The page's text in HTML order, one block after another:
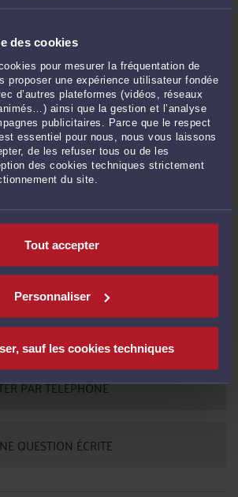
des cookies
pour mesurer la fréquentation de
proposer une expérience utilisateur fondée
d’autres plateformes (vidéos, réseaux
ainsi que la gestion et l’analyse
publicitaires. Parce que le respect
essentiel pour nous, nous vous laissons
de les refuser tous ou de les
des cookies techniques strictement
du site.
Tout accepter
Personnaliser
sauf les cookies techniques
: comment le mettre en œuvre ? Petit-
2017 chez CHHUM AVOCATS Lors d’un PETIT-
lieu LE VENDREDI 17 mars 2017 DE 8H45 à 11H00, les
sur le thème : Droit à la déconnexion ...Lire la
Chargement en cours
CHHUM
RDV EN CABINET
PAR TÉLÉPHONE
QUESTION ÉCRITE